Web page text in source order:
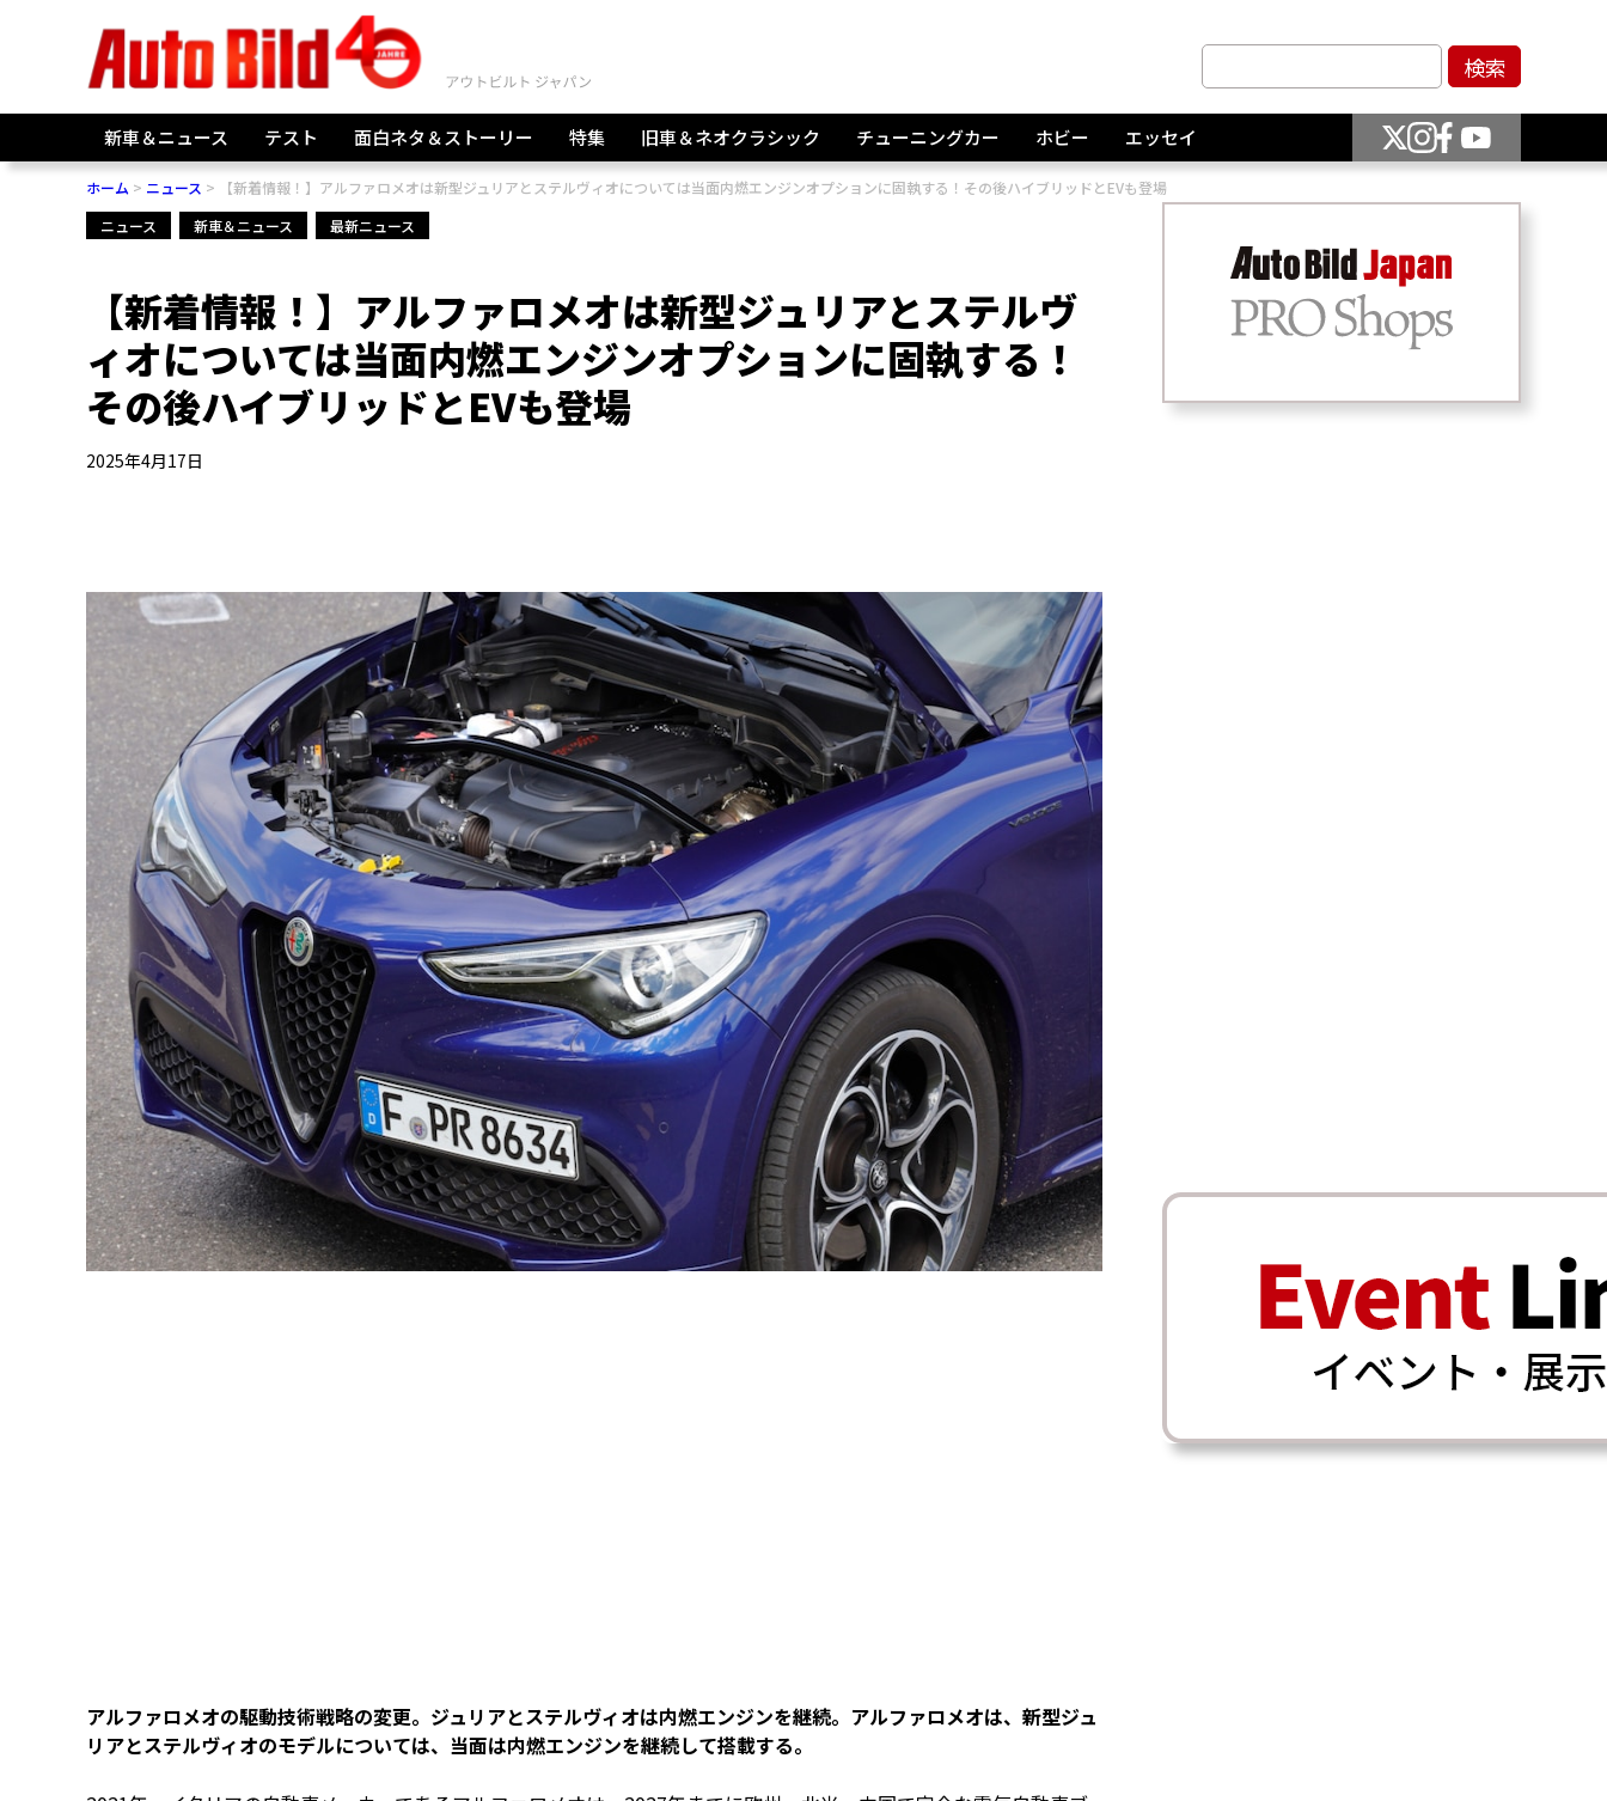
新車＆ニュース テスト 面白ネタ＆ストーリー 特集 旧車＆ネオクラシック チューニングカー ホビー エッセイ
ホーム ニュース
【新着情報！】アルファロメオは新型ジュリアとステルヴィオについては当面内燃エンジンオプションに固執する！その後ハイブリッドとEVも登場
ニュース
新車＆ニュース 最新ニュース
【新着情報！】アルファロメオは新型ジュリアとステルヴ
ィオについては当面内燃エンジンオプションに固執する！
その後ハイブリッドとEVも登場
2025年4月17日
アルファロメオの駆動技術戦略の変更。ジュリアとステルヴィオは内燃エンジンを継続。アルファロメオは、新型ジュ
リアとステルヴィオのモデルについては、当面は内燃エンジンを継続して搭載する。